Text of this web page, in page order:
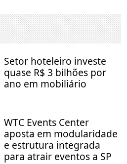
Setor hoteleiro investe
quase R$ 3 bilhões por
ano em mobiliário
WTC Events Center
aposta em modularidade
e estrutura integrada
para atrair eventos a SP